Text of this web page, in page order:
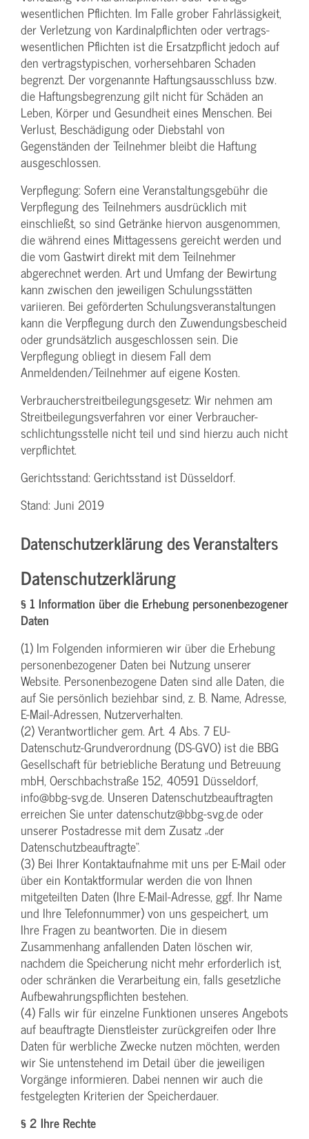
wesentlichen Pflichten. Im Falle grober Fahrlässigkeit,
der Verletzung von Kardinalpflichten oder vertrags­
wesentlichen Pflichten ist die Ersatzpflicht jedoch auf
den vertragstypischen, vorhersehbaren Schaden
begrenzt. Der vorgenannte Haftungs­ausschluss bzw.
die Haftungs­begrenzung gilt nicht für Schäden an
Leben, Körper und Gesundheit eines Menschen. Bei
Verlust, Beschädigung oder Diebstahl von
Gegenständen der Teilnehmer bleibt die Haftung
ausgeschlossen.
Verpflegung: Sofern eine Veranstaltungs­gebühr die
Verpflegung des Teilnehmers ausdrücklich mit
einschließt, so sind Getränke hiervon ausgenommen,
die während eines Mittagessens gereicht werden und
die vom Gastwirt direkt mit dem Teilnehmer
abgerechnet werden. Art und Umfang der Bewirtung
kann zwischen den jeweiligen Schulungsstätten
variieren. Bei geförderten Schulungs­veranstaltungen
kann die Verpflegung durch den Zuwendungs­bescheid
oder grundsätzlich ausgeschlossen sein. Die
Verpflegung obliegt in diesem Fall dem
Anmeldenden/­Teilnehmer auf eigene Kosten.
Verbraucher­streitbeilegungs­gesetz: Wir nehmen am
Streit­beilegungs­verfahren vor einer Verbraucher­
schlichtungs­stelle nicht teil und sind hierzu auch nicht
verpflichtet.
Gerichtsstand: Gerichtsstand ist Düsseldorf.
Stand: Juni 2019
Datenschutzerklärung des Veranstalters
Datenschutzerklärung
§ 1 Information über die Erhebung personenbezogener
Daten
(1) Im Folgenden informieren wir über die Erhebung
personenbezogener Daten bei Nutzung unserer
Website. Personenbezogene Daten sind alle Daten, die
auf Sie persönlich beziehbar sind, z. B. Name, Adresse,
E-Mail-Adressen, Nutzerverhalten.
(2) Verantwortlicher gem. Art. 4 Abs. 7 EU-
Datenschutz-Grundverordnung (DS-GVO) ist die BBG
Gesellschaft für betriebliche Beratung und Betreuung
mbH, Oerschbachstraße 152, 40591 Düsseldorf,
info@bbg-svg.de. Unseren Datenschutzbeauftragten
erreichen Sie unter datenschutz@bbg-svg.de oder
unserer Postadresse mit dem Zusatz „der
Datenschutzbeauftragte“.
(3) Bei Ihrer Kontaktaufnahme mit uns per E-Mail oder
über ein Kontaktformular werden die von Ihnen
mitgeteilten Daten (Ihre E-Mail-Adresse, ggf. Ihr Name
und Ihre Telefonnummer) von uns gespeichert, um
Ihre Fragen zu beantworten. Die in diesem
Zusammenhang anfallenden Daten löschen wir,
nachdem die Speicherung nicht mehr erforderlich ist,
oder schränken die Verarbeitung ein, falls gesetzliche
Aufbewahrungspflichten bestehen.
(4) Falls wir für einzelne Funktionen unseres Angebots
auf beauftragte Dienstleister zurückgreifen oder Ihre
Daten für werbliche Zwecke nutzen möchten, werden
wir Sie untenstehend im Detail über die jeweiligen
Vorgänge informieren. Dabei nennen wir auch die
festgelegten Kriterien der Speicherdauer.
§ 2 Ihre Rechte